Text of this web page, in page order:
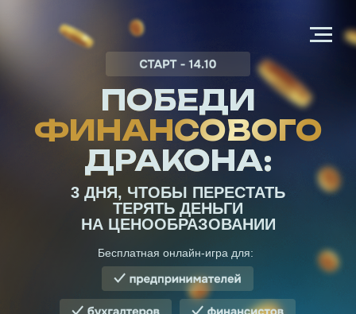
ПОБЕДИ
ФИНАНСОВОГО
ДРАКОНА:
Бесплатная онлайн-игра для:
3 ДНЯ, ЧТОБЫ ПЕРЕСТАТЬ
ТЕРЯТЬ ДЕНЬГИ
НА ЦЕНООБРАЗОВАНИИ